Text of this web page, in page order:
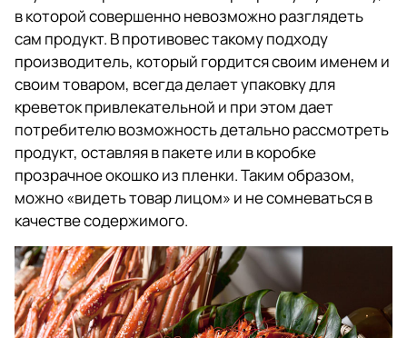
в которой совершенно невозможно разглядеть
сам продукт. В противовес такому подходу
производитель, который гордится своим именем и
своим товаром, всегда делает упаковку для
креветок привлекательной и при этом дает
потребителю возможность детально рассмотреть
продукт, оставляя в пакете или в коробке
прозрачное окошко из пленки. Таким образом,
можно «видеть товар лицом» и не сомневаться в
качестве содержимого.